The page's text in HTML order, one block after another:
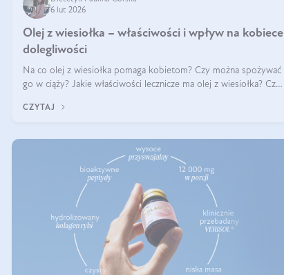
6 lut 2026
Olej z wiesiołka – właściwości i wpływ na kobiece
dolegliwości
Na co olej z wiesiołka pomaga kobietom? Czy można spożywać
go w ciąży? Jakie właściwości lecznicze ma olej z wiesiołka? Czy
efekty? Jaka jes
CZYTAJ